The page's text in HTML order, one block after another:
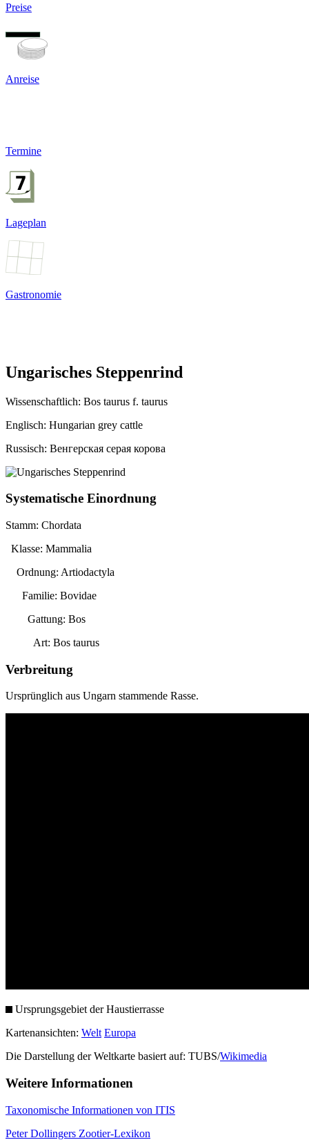
Preise
Anreise
Termine
Lageplan
Gastronomie
Ungarisches Steppenrind
Wissenschaftlich: Bos taurus f. taurus
Englisch: Hungarian grey cattle
Russisch: Венгерская серая корова
Systematische Einordnung
Stamm: Chordata
Klasse: Mammalia
Ordnung: Artiodactyla
Familie: Bovidae
Gattung: Bos
Art: Bos taurus
Verbreitung
Ursprünglich aus Ungarn stammende Rasse.
Ursprungsgebiet der Haustierrasse
Kartenansichten: Welt Europa
Die Darstellung der Weltkarte basiert auf: TUBS/Wikimedia
Weitere Informationen
Taxonomische Informationen von ITIS
Peter Dollingers Zootier-Lexikon